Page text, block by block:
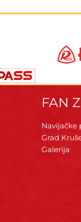
FAN
Navijačke
Grad
Galerija